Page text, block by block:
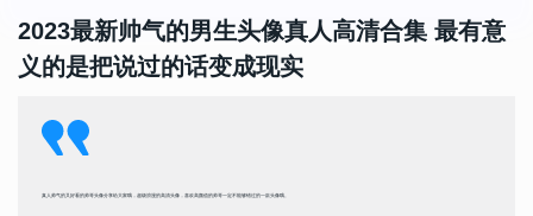
2023最新帅气的男生头像真人高清合集 最有意
义的是把说过的话变成现实
真人帅气的又好看的帅哥头像分享给大家哦，超级浪漫的高清头像，喜欢高颜值的帅哥一定不能够错过的一款头像哦。